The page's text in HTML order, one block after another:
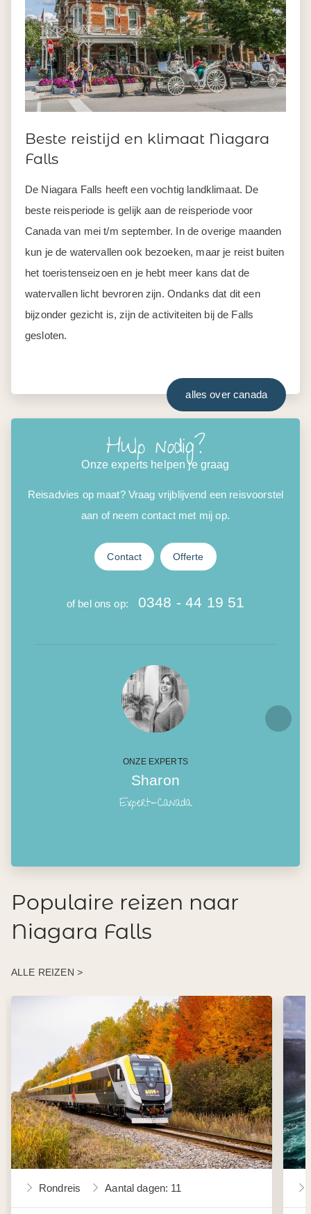
Beste reistijd en klimaat Niagara
Falls
De Niagara Falls heeft een vochtig landklimaat. De
beste reisperiode is gelijk aan de reisperiode voor
Canada van mei t/m september. In de overige maanden
kun je de watervallen ook bezoeken, maar je reist buiten
het toeristenseizoen en je hebt meer kans dat de
watervallen licht bevroren zijn. Ondanks dat dit een
bijzonder gezicht is, zijn de activiteiten bij de Falls
gesloten.
alles over canada
Hulp nodig?
Onze experts helpen je graag
Reisadvies op maat? Vraag vrijblijvend een reisvoorstel
aan of neem contact met mij op.
Contact Offerte
of bel ons op: 0348 - 44 19 51
ONZE EXPERTS
Sharon
Expert-Canada
Populaire reizen naar
Niagara Falls
ALLE REIZEN >
Rondreis Aantal dagen: 11